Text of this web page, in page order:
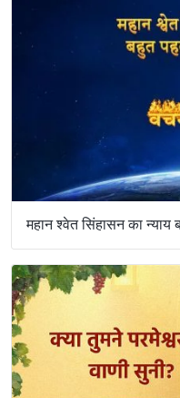
महान श्वेत सिंहासन का